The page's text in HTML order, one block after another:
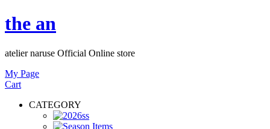
the an
atelier naruse Official Online store
My Page
Cart
CATEGORY